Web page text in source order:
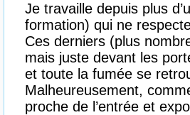
Je travaille depuis plus
formation) qui ne
Ces derniers (plus
mais juste devant les
et toute la fumée se
Malheureusement,
proche de l’entrée et